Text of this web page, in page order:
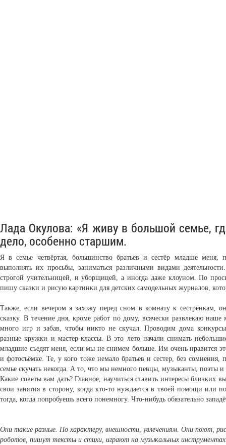
Лада Окулова: «Я живу в большой семье,
дело, особенно старшим.
Я в семье четвёртая, большинство братьев и сестёр младше меня,
выполнять их просьбы, заниматься различными видами
строгой учительницей, и уборщицей, а иногда даже клоуном. По
пишу сказки и рисую картинки для детских самодельных журналов,
Также, если вечером я захожу перед сном в комнату к сестрёнкам,
сказку. В течение дня, кроме работ по дому, всячески развлекаю
много игр и забав, чтобы никто не скучал. Проводим дома
разные кружки и мастер-классы. В это лето начали снимать
младшие съедят меня, если мы не снимем больше. Им очень нравится
и фотосъёмке. Те, у кого тоже немало братьев и сестер, без
семье скучать некогда. А то, что мы немного певцы, музыканты, поэты
Какие советы вам дать? Главное, научиться ставить интересы близких
свои занятия в сторону, когда кто-то нуждается в твоей помощи или
тогда, когда попробуешь всего понемногу. Что-нибудь обязательно
Они такие разные. По характеру, внешности, увлечениям. Они поют,
роботов, пишут тексты и стихи, играют на музыкальных